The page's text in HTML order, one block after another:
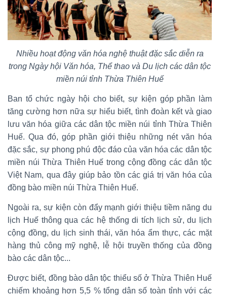
Nhiều hoạt động văn hóa nghệ thuật đặc sắc diễn ra
trong Ngày hội Văn hóa, Thể thao và Du lịch các dân tộc
miền núi tỉnh Thừa Thiên Huế
Ban tổ chức ngày hội cho biết, sự kiện góp phần làm
tăng cường hơn nữa sự hiểu biết, tình đoàn kết và giao
lưu văn hóa giữa các dân tộc miền núi tỉnh Thừa Thiên
Huế. Qua đó, góp phần giới thiệu những nét văn hóa
đặc sắc, sự phong phú độc đáo của văn hóa các dân tộc
miền núi Thừa Thiên Huế trong cộng đồng các dân tộc
Việt Nam, qua đây giúp bảo tồn các giá trị văn hóa của
đồng bào miền núi Thừa Thiên Huế.
Ngoài ra, sự kiện còn đẩy mạnh giới thiệu tiềm năng du
lịch Huế thông qua các hệ thống di tích lịch sử, du lịch
cộng đồng, du lịch sinh thái, văn hóa ẩm thực, các mặt
hàng thủ công mỹ nghệ, lễ hội truyền thống của đồng
bào các dân tộc...
Được biết, đồng bào dân tộc thiểu số ở Thừa Thiên Huế
chiếm khoảng hơn 5,5 % tổng dân số toàn tỉnh với các